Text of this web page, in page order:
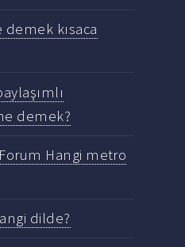
kısaca
demek?
Hangi metro
dilde?